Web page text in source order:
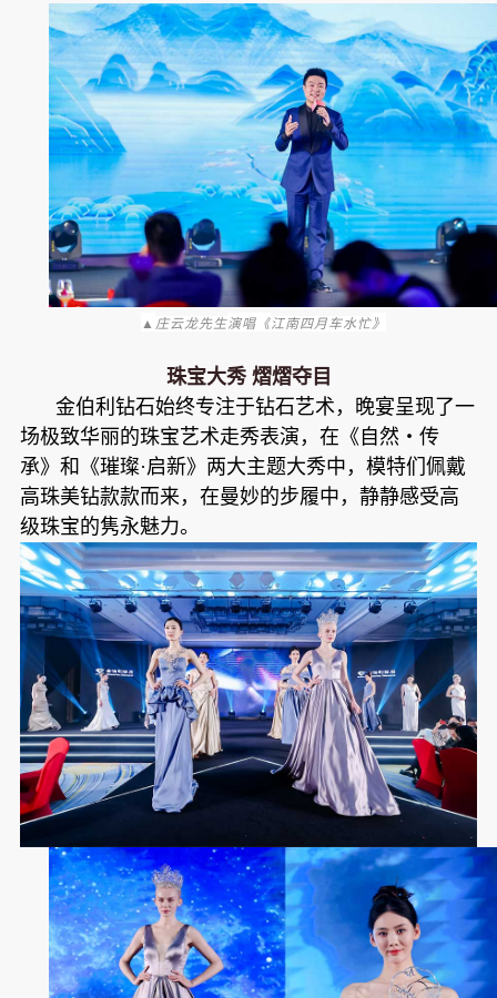
▲ 庄云龙先生演唱《江南四月车水忙》
珠宝大秀 熠熠夺目
金伯利钻石始终专注于钻石艺术，晚宴呈现了一
场极致华丽的珠宝艺术走秀表演，在《自然・传
承》和《璀璨·启新》两大主题大秀中，模特们佩戴
高珠美钻款款而来，在曼妙的步履中，静静感受高
级珠宝的隽永魅力。